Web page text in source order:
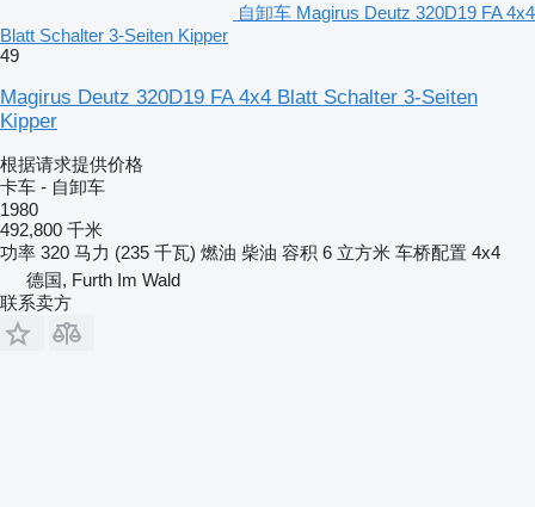
自卸车 Magirus Deutz 320D19 FA 4x4
Blatt Schalter 3-Seiten Kipper
49
Magirus Deutz 320D19 FA 4x4 Blatt Schalter 3-Seiten
Kipper
根据请求提供价格
卡车 - 自卸车
1980
492,800 千米
功率 320 马力 (235 千瓦) 燃油 柴油 容积 6 立方米 车桥配置 4x4
德国, Furth Im Wald
联系卖方